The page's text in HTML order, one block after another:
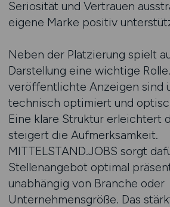
Seriosität und Vertrauen
eigene Marke positiv
Neben der Platzierung spielt
Darstellung eine wichtige
veröffentlichte Anzeigen sind
technisch optimiert und
Eine klare Struktur erleichtert
steigert die Aufmerksamkeit.
MITTELSTAND.JOBS sorgt
Stellenangebot optimal
unabhängig von Branche oder
Unternehmensgröße. Das